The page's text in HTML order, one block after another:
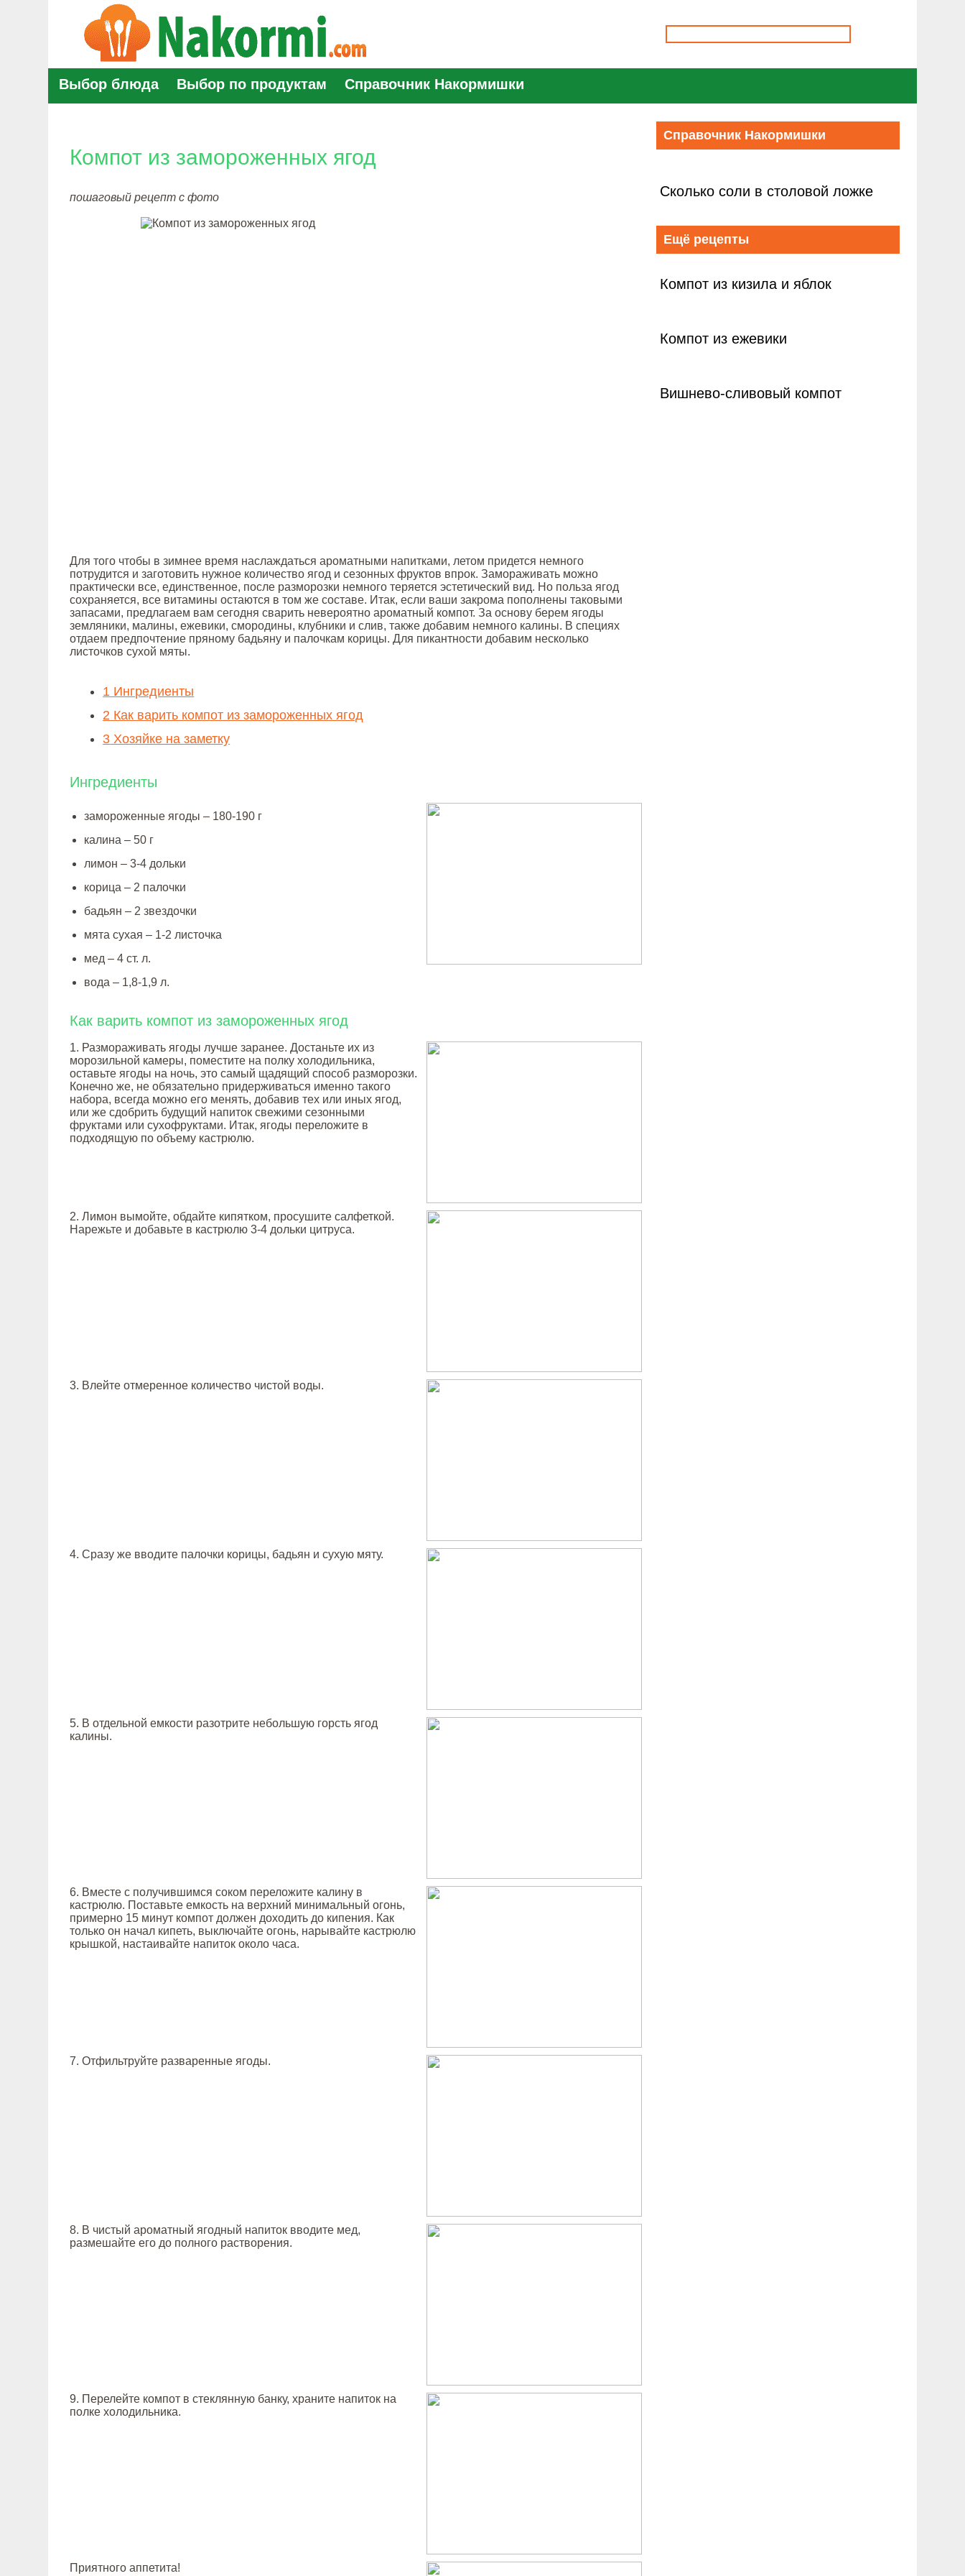
Выбор блюда Выбор по продуктам Справочник Накормишки
Компот из замороженных ягод
пошаговый рецепт с фото
Для того чтобы в зимнее время наслаждаться ароматными напитками, летом придется немного
потрудится и заготовить нужное количество ягод и сезонных фруктов впрок. Замораживать можно
практически все, единственное, после разморозки немного теряется эстетический вид. Но польза ягод
сохраняется, все витамины остаются в том же составе. Итак, если ваши закрома пополнены таковыми
запасами, предлагаем вам сегодня сварить невероятно ароматный компот. За основу берем ягоды
земляники, малины, ежевики, смородины, клубники и слив, также добавим немного калины. В специях
отдаем предпочтение пряному бадьяну и палочкам корицы. Для пикантности добавим несколько
листочков сухой мяты.
1 Ингредиенты
2 Как варить компот из замороженных ягод
3 Хозяйке на заметку
Ингредиенты
замороженные ягоды – 180-190 г
калина – 50 г
лимон – 3-4 дольки
корица – 2 палочки
бадьян – 2 звездочки
мята сухая – 1-2 листочка
мед – 4 ст. л.
вода – 1,8-1,9 л.
Как варить компот из замороженных ягод
1. Размораживать ягоды лучше заранее. Достаньте их из
морозильной камеры, поместите на полку холодильника,
оставьте ягоды на ночь, это самый щадящий способ разморозки.
Конечно же, не обязательно придерживаться именно такого
набора, всегда можно его менять, добавив тех или иных ягод,
или же сдобрить будущий напиток свежими сезонными
фруктами или сухофруктами. Итак, ягоды переложите в
подходящую по объему кастрюлю.
2. Лимон вымойте, обдайте кипятком, просушите салфеткой.
Нарежьте и добавьте в кастрюлю 3-4 дольки цитруса.
3. Влейте отмеренное количество чистой воды.
4. Сразу же вводите палочки корицы, бадьян и сухую мяту.
5. В отдельной емкости разотрите небольшую горсть ягод
калины.
6. Вместе с получившимся соком переложите калину в
кастрюлю. Поставьте емкость на верхний минимальный огонь,
примерно 15 минут компот должен доходить до кипения. Как
только он начал кипеть, выключайте огонь, нарывайте кастрюлю
крышкой, настаивайте напиток около часа.
7. Отфильтруйте разваренные ягоды.
8. В чистый ароматный ягодный напиток вводите мед,
размешайте его до полного растворения.
9. Перелейте компот в стеклянную банку, храните напиток на
полке холодильника.
Приятного аппетита!
Справочник Накормишки
Сколько соли в столовой ложке
Ещё рецепты
Компот из кизила и яблок
Компот из ежевики
Вишнево-сливовый компот